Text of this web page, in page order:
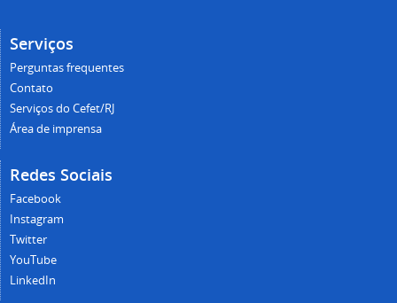
Serviços
Perguntas frequentes
Contato
Serviços do Cefet/RJ
Área de imprensa
Redes Sociais
Facebook
Instagram
Twitter
YouTube
LinkedIn